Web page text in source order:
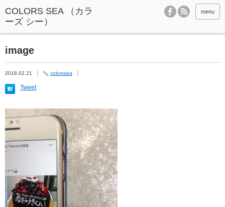
menu
image
2018.02.21 colorssea
Tweet